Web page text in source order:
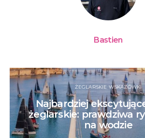
Bastien
ŻEGLARSKIE WSKAZÓWKI
Najbardziej
żeglarskie: prawdziwa
na wodzie